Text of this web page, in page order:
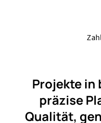
Projekte in
präzise
Qualität,